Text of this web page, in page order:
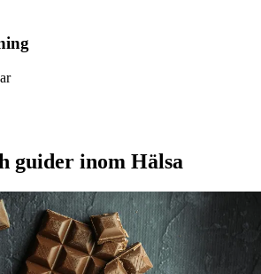
guider inom Hälsa